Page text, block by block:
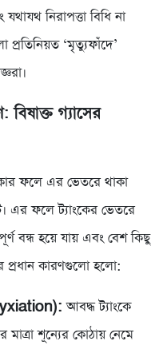
নিরাপত্তা বিধি না
‘মৃত্যুফাঁদে’
গ্যাসের
ফলে এর ভেতরে থাকা
এর ফলে ট্যাংকের ভেতরে
বন্ধ হয়ে যায় এবং বেশ কিছু
প্রধান কারণগুলো হলো:
আবদ্ধ ট্যাংকে
মাত্রা শূন্যের কোঠায় নেমে